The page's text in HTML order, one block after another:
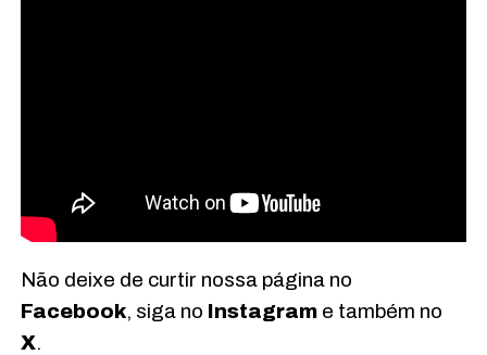
Não deixe de curtir nossa página no
Facebook, siga no Instagrame também no
X.